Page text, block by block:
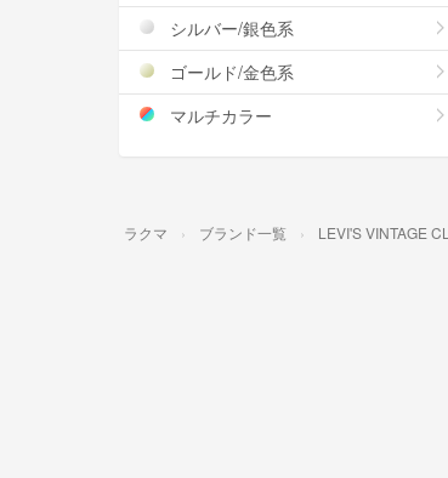
シルバー/銀色系
ゴールド/金色系
マルチカラー
ラクマ ブランド一覧 LEVI'S VINTAGE